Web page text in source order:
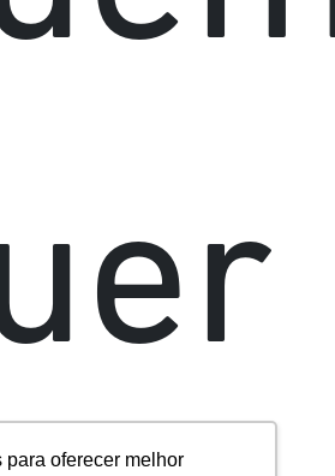
oferecer melhor